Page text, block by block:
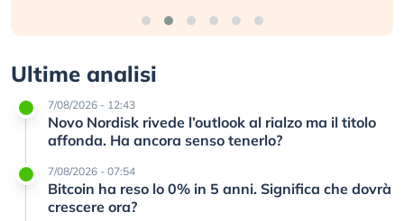
Ultime analisi
7/08/2026 - 12:43
Novo Nordisk rivede l’outlook al rialzo ma il titolo
affonda. Ha ancora senso tenerlo?
7/08/2026 - 07:54
Bitcoin ha reso lo 0% in 5 anni. Significa che dovrà
crescere ora?